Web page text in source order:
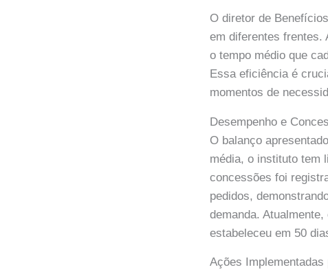
O diretor de
em diferentes frentes.
o tempo médio que
Essa eficiência é
momentos de
Desempenho e
O balanço
média, o instituto tem
concessões foi
pedidos,
demanda.
estabeleceu em 50
Ações